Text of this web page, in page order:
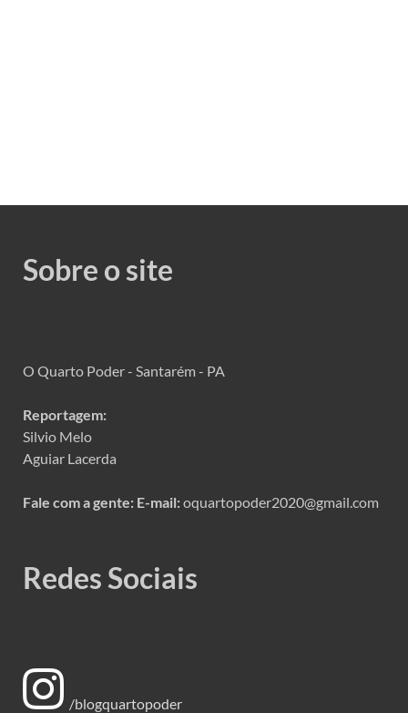
Sobre o site
O Quarto Poder - Santarém - PA
Reportagem:
Silvio Melo
Aguiar Lacerda
Fale com a gente: E-mail:oquartopoder2020@gmail.com
Redes Sociais
/blogquartopoder